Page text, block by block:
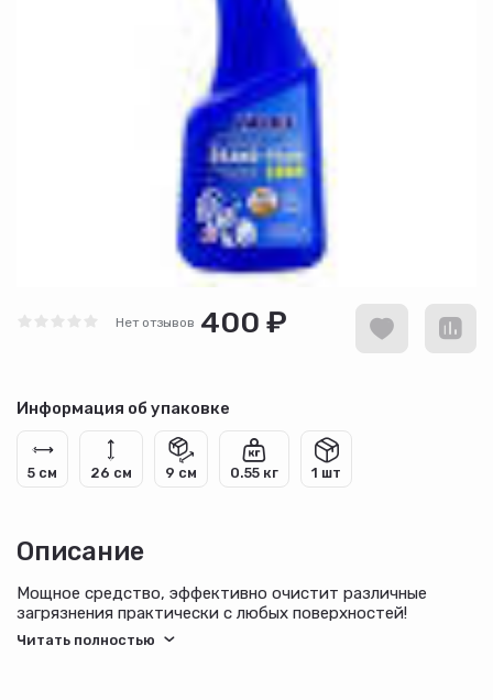
Нет отзывов 400 ₽
Информация об упаковке
5 см 26 см 9 см 0.55 кг 1 шт
Описание
Мощное средство, эффективно очистит различные
загрязнения практически с любых поверхностей!